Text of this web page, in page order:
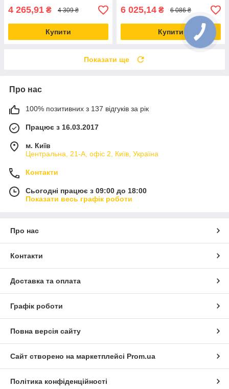
4 265,91 ₴ 4 309 ₴
Купити
6 025,14 ₴ 6 086 ₴
Купити
Показати ще
Про нас
100% позитивних з 137 відгуків за рік
Працює з 16.03.2017
м. Київ
Центральна, 21-А, офіс 2, Київ, Україна
Контакти
Сьогодні працює з 09:00 до 18:00
Показати весь графік роботи
Про нас
Контакти
Доставка та оплата
Графік роботи
Повна версія сайту
Сайт створено на маркетплейсі Prom.ua
Політика конфіденційності